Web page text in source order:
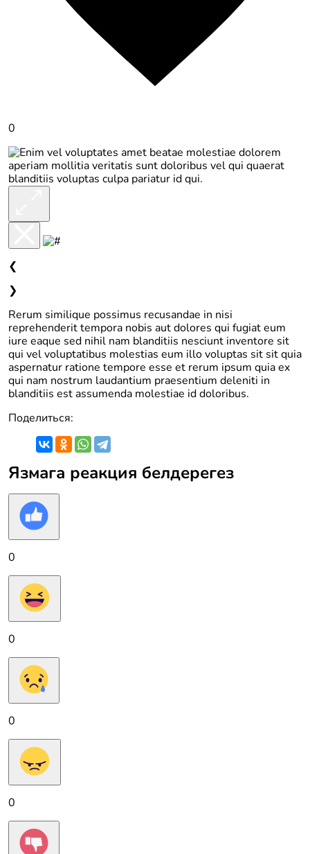
0
❮
❯
Rerum similique possimus recusandae in nisi
reprehenderit tempora nobis aut dolores qui fugiat eum
iure eaque sed nihil nam blanditiis nesciunt inventore sit
qui vel voluptatibus molestias eum illo voluptas sit sit quia
aspernatur ratione tempore esse et rerum ipsum quia ex
qui nam nostrum laudantium praesentium deleniti in
blanditiis est assumenda molestiae id doloribus.
Поделиться:
Язмага реакция белдерегез
0
0
0
0